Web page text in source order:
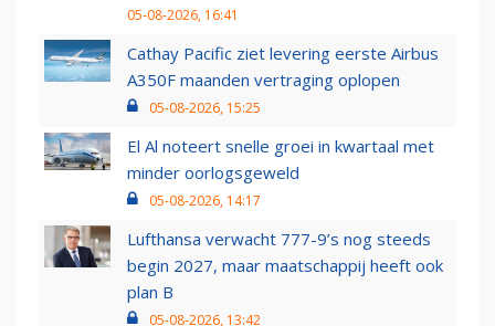
05-08-2026, 16:41
Cathay Pacific ziet levering eerste Airbus
A350F maanden vertraging oplopen
05-08-2026, 15:25
El Al noteert snelle groei in kwartaal met
minder oorlogsgeweld
05-08-2026, 14:17
Lufthansa verwacht 777-9’s nog steeds
begin 2027, maar maatschappij heeft ook
plan B
05-08-2026, 13:42